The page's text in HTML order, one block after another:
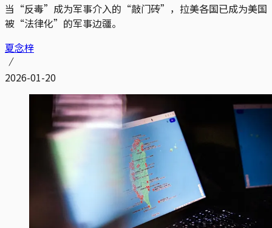
当“反毒”成为军事介入的“敲门砖”，拉美各国已成为美国
被“法律化”的军事边疆。
夏念梓
2026-01-20